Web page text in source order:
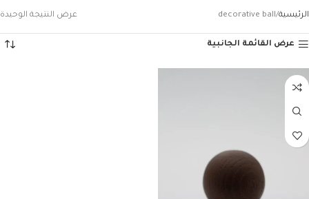
الرئيسية decorative ball عرض النتيجة الوحيدة
عرض القائمة الجانبية